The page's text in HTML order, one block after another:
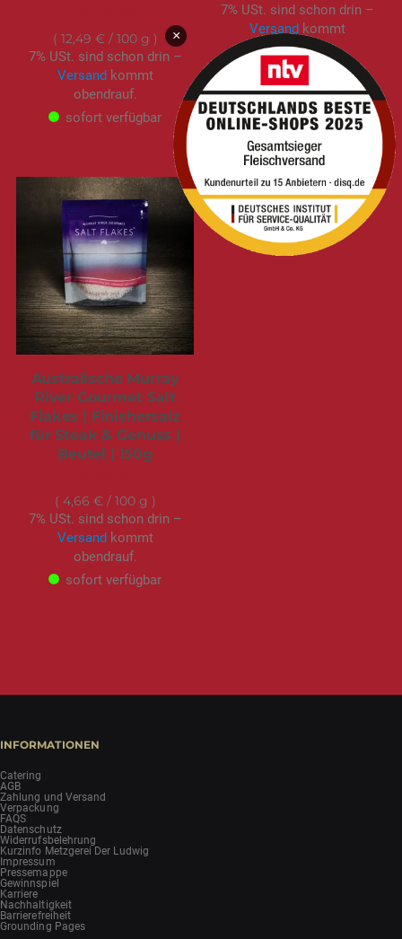
12,49 €/ 100 g
7% USt. sind schon drin –
Versandkommt
obendrauf.
sofort verfügbar
7% USt. sind schon drin –
Versandkommt
obendrauf.
sofort verfügbar
Australische Murray
River Gourmet Salt
Flakes | Finishersalz
für Steak & Genuss |
Beutel | 150g
4,66 €/ 100 g
7% USt. sind schon drin –
Versandkommt
obendrauf.
sofort verfügbar
INFORMATIONEN
Catering
AGB
Zahlung und Versand
Verpackung
FAQS
Datenschutz
Widerrufsbelehrung
Kurzinfo Metzgerei Der Ludwig
Impressum
Pressemappe
Gewinnspiel
Karriere
Nachhaltigkeit
Barrierefreiheit
Grounding Pages
×